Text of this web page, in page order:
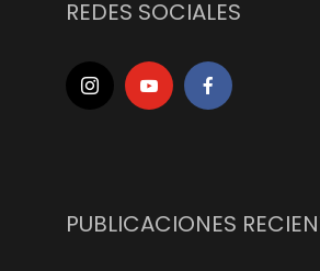
REDES SOCIALES
PUBLICACIONES